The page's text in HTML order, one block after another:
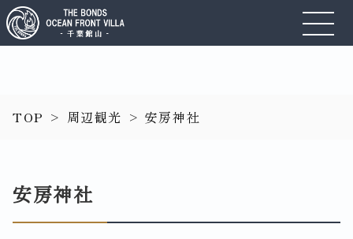
TOP > 周辺観光 > 安房神社
安房神社